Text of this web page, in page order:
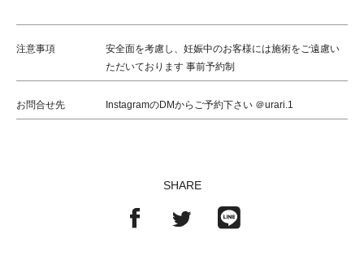
注意事項
安全面を考慮し、妊娠中のお客様には施術をご遠慮い
ただいております 事前予約制
お問合せ先 InstagramのDMからご予約下さい ＠urari.1
SHARE